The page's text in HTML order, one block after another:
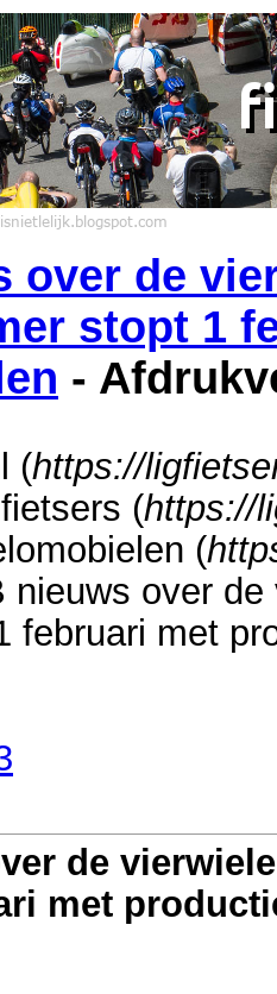
over de
stopt 1
-
(https://
(https://
(
nieuws over
februari met
de
met